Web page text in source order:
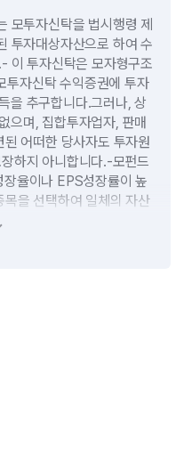
모투자신탁을 법시행령 제
투자대상자산으로 하여 수
이 투자신탁은 모자형구조
투자신탁 수익증권에 투자
을 추구합니다.그러나, 상
으며, 집합투자업자, 판매
어떠한 당사자도 투자원
하지 아니합니다.-모펀드
율이나 EPS성장률이 높
을 선택하여 일체의 자산
approach 방식으로 투
출 및 금융기관에의 예치
의 10%이하 범위내에서